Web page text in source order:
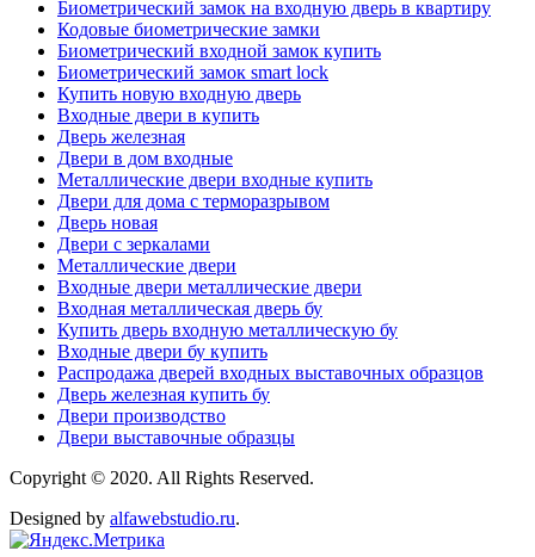
Биометрический замок на входную дверь в квартиру
Кодовые биометрические замки
Биометрический входной замок купить
Биометрический замок smart lock
Купить новую входную дверь
Входные двери в купить
Дверь железная
Двери в дом входные
Металлические двери входные купить
Двери для дома с терморазрывом
Дверь новая
Двери с зеркалами
Металлические двери
Входные двери металлические двери
Входная металлическая дверь бу
Купить дверь входную металлическую бу
Входные двери бу купить
Распродажа дверей входных выставочных образцов
Дверь железная купить бу
Двери производство
Двери выставочные образцы
Copyright © 2020. All Rights Reserved.
Designed by alfawebstudio.ru.